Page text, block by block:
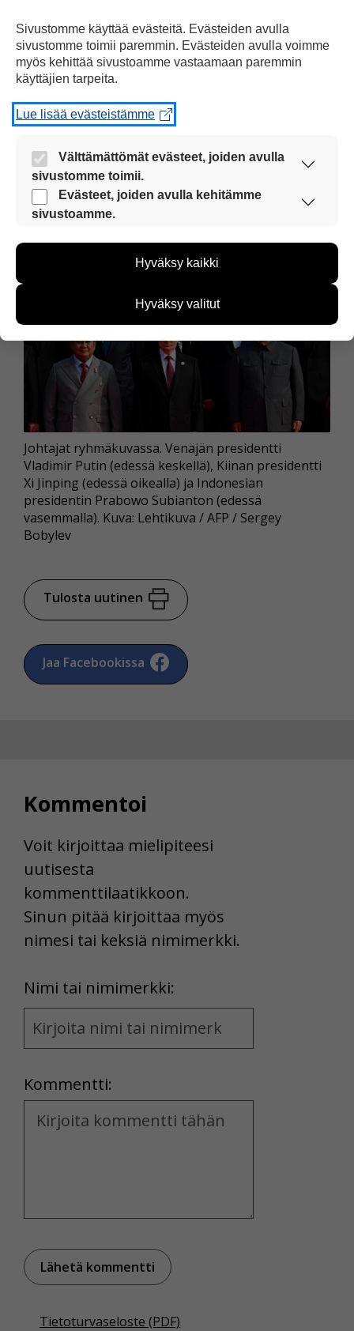
Pohjois-Korean johtaja Kim-Jong un (vasemmalla)
ja Venäjän presidentti Vladimir Putin kättelivät
suuren sotilasparaatin jälkeen.
Johtajat ryhmäkuvassa. Venäjän presidentti
Vladimir Putin (edessä keskellä), Kiinan presidentti
Xi Jinping (edessä oikealla) ja Indonesian
presidentin Prabowo Subianton (edessä
vasemmalla). Kuva: Lehtikuva / AFP / Sergey
Bobylev
Tulosta uutinen
Jaa Facebookissa
Kommentoi
Voit kirjoittaa mielipiteesi
uutisesta
kommenttilaatikkoon.
Sinun pitää kirjoittaa myös
nimesi tai keksiä nimimerkki.
Nimi tai nimimerkki:
Name
and
Kommentti:
Kommentti
Tietoturvaseloste (PDF)
Sivustomme käyttää evästeitä. Evästeiden avulla
sivustomme toimii paremmin. Evästeiden avulla voimme
myös kehittää sivustoamme vastaamaan paremmin
käyttäjien tarpeita.
Lue lisää evästeistämme
Välttämättömät evästeet, joiden avulla
sivustomme toimii.
Nämä evästeet ovat aina käytössä, jotta
sivustoamme voi käyttää sujuvasti ja turvallisesti.
Evästeet, joiden avulla kehitämme
sivustoamme.
kehittää sivustoamme vastaamaan paremmin
kävijämääristä ja siitä, mitä sivuja käytetään ja
miten sivuilla liikutaan. Emme kuitenkaan kerää
yksittäiseen käyttäjään.
Voit valita, hyväksytkö näiden evästeiden käytön.
Hyväksy kaikki
Hyväksy valitut